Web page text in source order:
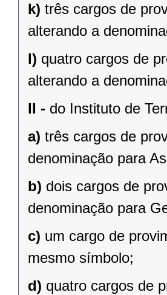
k) três cargos de
alterando a
l) quatro cargos de
alterando a
II - do Instituto de
a) três cargos de
denominação para
b) dois cargos de
denominação para
c) um cargo de
mesmo símbolo;
d) quatro cargos de